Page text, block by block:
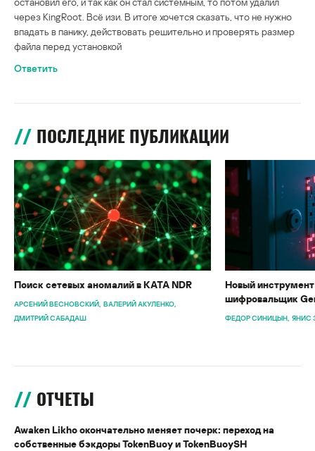
через KingRoot. Всё изи. В итоге хочется сказать, что не нужно
впадать в панику, действовать решительно и проверять размер
файла перед установкой
Ответить
ПОСЛЕДНИЕ ПУБЛИКАЦИИ
Поиск сетевых аномалий в KATA NDR
АРСЕНИЙ ВЕСНОВСКИЙ ВАЛЕРИЙ АКУЛЕНКО
ДМИТРИЙ САБАДАШ
Новый
шифровальщик
ФЕДОР СИНИЦЫН ЯНИС
ОТЧЕТЫ
Awaken Likho окончательно меняет почерк: переход на
собственные бэкдоры TokenBuoy и TokenBuoySH